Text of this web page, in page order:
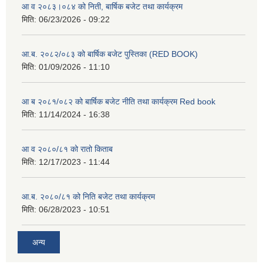
आ व २०८३।०८४ को निती, बार्षिक बजेट तथा कार्यक्रम
मिति: 06/23/2026 - 09:22
आ.ब. २०८२/०८३ को बार्षिक बजेट पुस्तिका (RED BOOK)
मिति: 01/09/2026 - 11:10
आ ब २०८१/०८२ को बार्षिक बजेट नीति तथा कार्यक्रम Red book
मिति: 11/14/2024 - 16:38
आ व २०८०/८१ को रातो किताब
मिति: 12/17/2023 - 11:44
आ.ब. २०८०/८१ को निति बजेट तथा कार्यक्रम
मिति: 06/28/2023 - 10:51
अन्य